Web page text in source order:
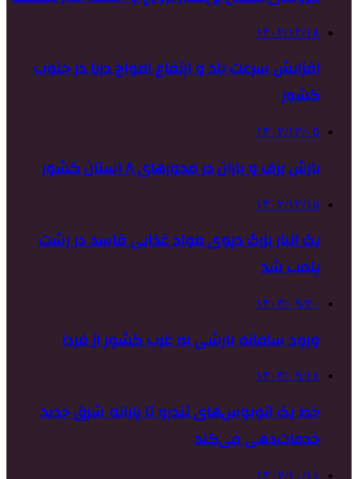
۱۴۰۲/۱۲/۱۸
افزایش سرعت باد و ارتفاع امواج دریا در جنوب
کشور
۱۴۰۲/۱۲/۰۵
بارش برف و باران در محورهای ۸ استان کشور
۱۴۰۲/۱۲/۱۵
یک انبار بزرگ دپوی مواد غذایی فاسد در رشت
پلمب شد
۱۴۰۳/۰۹/۲۰
ورود سامانه بارشی به غرب کشور از فردا
۱۴۰۳/۰۹/۱۶
خط یک اتوبوس‌های تندرو تا پایانه شرق جدید
خدمات‌دهی می‌کند
۱۴۰۲/۱۰/۱۱